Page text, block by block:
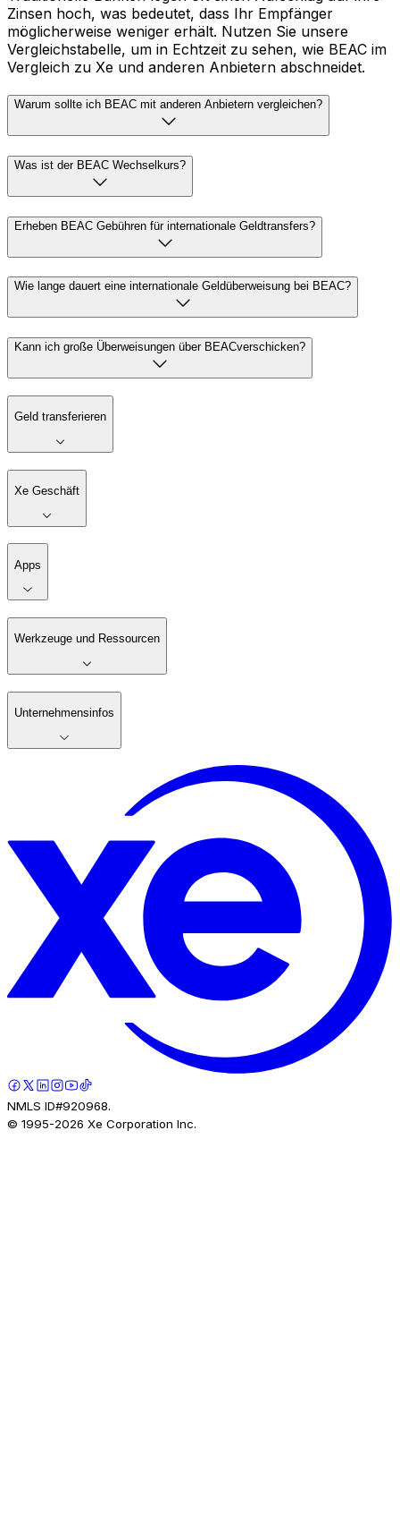
Zinsen hoch, was bedeutet, dass Ihr Empfänger
möglicherweise weniger erhält. Nutzen Sie unsere
Vergleichstabelle, um in Echtzeit zu sehen, wie BEAC im
Vergleich zu Xe und anderen Anbietern abschneidet.
Warum sollte ich BEAC mit anderen Anbietern vergleichen?
Was ist der BEAC Wechselkurs?
Erheben BEAC Gebühren für internationale Geldtransfers?
Wie lange dauert eine internationale Geldüberweisung bei BEAC?
Kann ich große Überweisungen über BEACverschicken?
Geld transferieren
Xe Geschäft
Apps
Werkzeuge und Ressourcen
Unternehmensinfos
NMLS ID#920968.
© 1995-2026 Xe Corporation Inc.